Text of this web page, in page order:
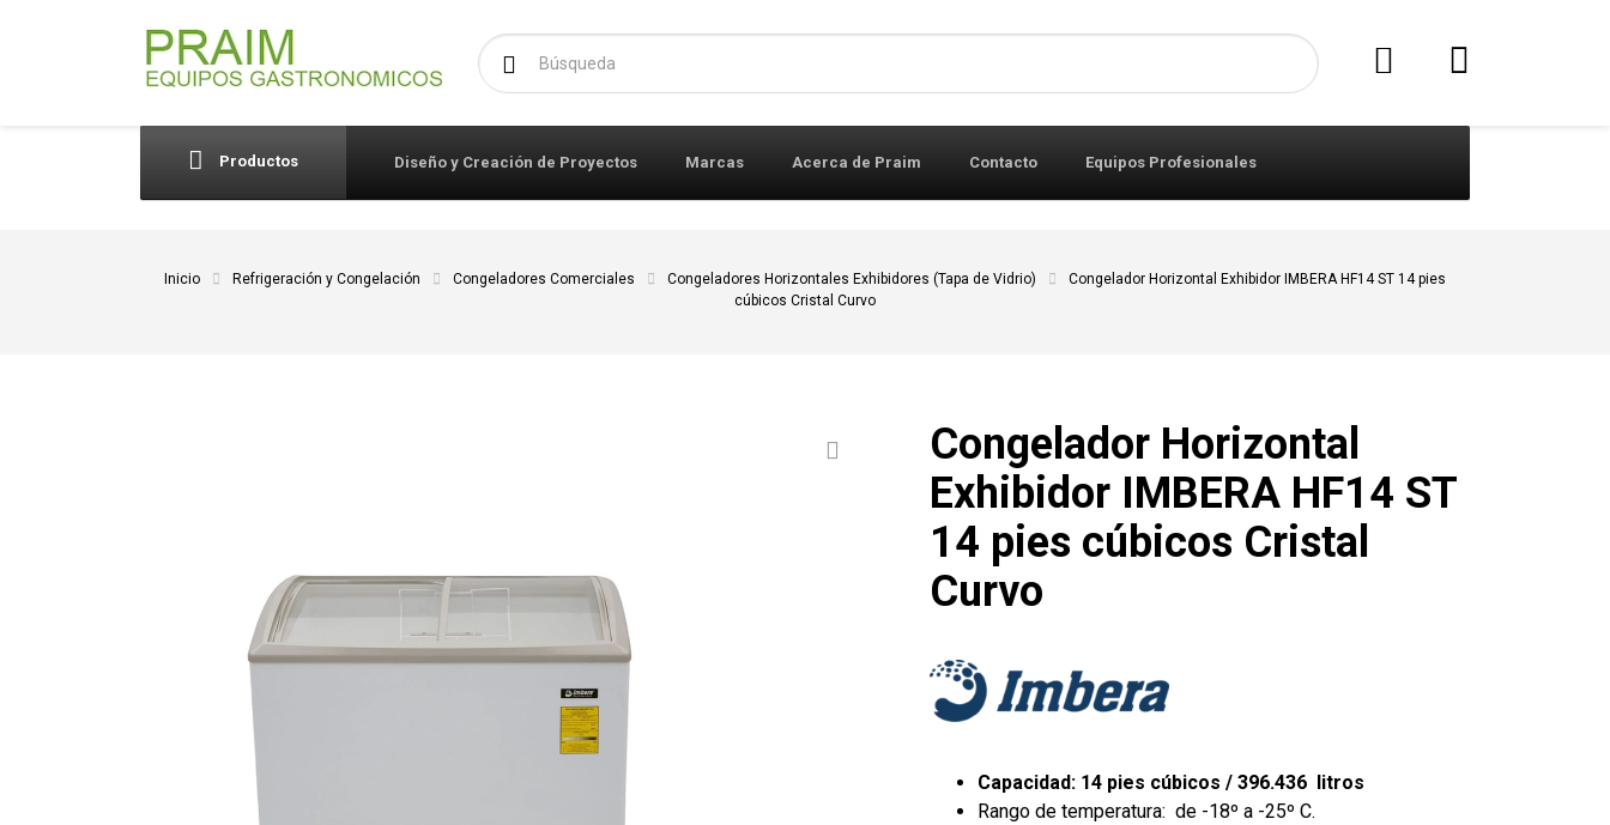
Buscar:
Productos Diseño y Creación de Proyectos Marcas Acerca de Praim Contacto Equipos Profesionales
Inicio Refrigeración y Congelación Congeladores Comerciales Congeladores Horizontales Exhibidores (Tapa de Vidrio)
Congelador Horizontal Exhibidor IMBERA HF14 ST 14 pies
cúbicos Cristal Curvo
Congelador Horizontal
Exhibidor IMBERA HF14 ST
14 pies cúbicos Cristal
Curvo
Capacidad: 14 pies cúbicos / 396.436 litros
Rango de temperatura: de -18º a -25º C.